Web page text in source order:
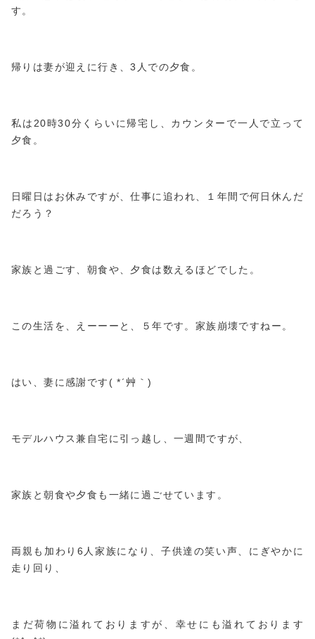
す。
帰りは妻が迎えに行き、3人での夕食。
私は20時30分くらいに帰宅し、カウンターで一人で立って
夕食。
日曜日はお休みですが、仕事に追われ、１年間で何日休んだ
だろう？
家族と過ごす、朝食や、夕食は数えるほどでした。
この生活を、えーーーと、５年です。家族崩壊ですねー。
はい、妻に感謝です( *´艸｀)
モデルハウス兼自宅に引っ越し、一週間ですが、
家族と朝食や夕食も一緒に過ごせています。
両親も加わり6人家族になり、子供達の笑い声、にぎやかに
走り回り、
まだ荷物に溢れておりますが、幸せにも溢れております